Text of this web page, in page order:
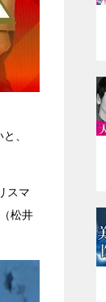
、
スマ
松井